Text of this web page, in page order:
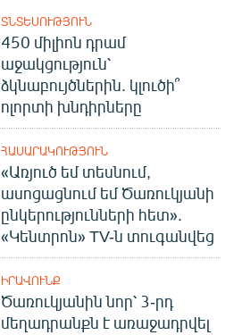
ՏՆՏԵՍՈՒԹՅՈՒՆ
450 միլիոն դրամ
աջակցություն՝
ձկնաբույծներին. կլուծի՞
ոլորտի խնդիրները
ՀԱՍԱՐԱԿՈՒԹՅՈՒՆ
«Առյուծ եմ տեսնում,
ասոցացնում եմ Ծառուկյանի
ընկերությունների հետ».
«Կենտրոն» TV-ն տուգանվեց
ԻՐԱՎՈՒՆՔ
Ծառուկյանին նոր՝ 3-րդ
մեղադրանքն է առաջադրվել